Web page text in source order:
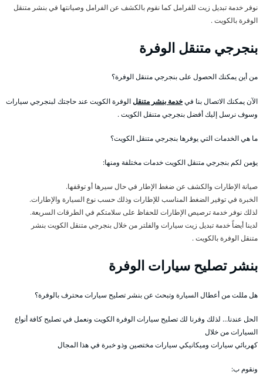
نوفر خدمة تبديل زيت للفرامل كما نقوم بالكشف عن الفرامل وصيانتها في بنشر متنقل
الوفرة بالكويت .
بنجرجي متنقل الوفرة
من أين يمكنك الحصول على بنجرجي متنقل الوفرة؟
الآن يمكنك الاتصال بنا فيخدمة بنشر متنقلالوفرة الكويت عند حاجتك لبنجرجي سيارات
وسوف نرسل إليك أفضل بنجرجي متنقل الكويت .
ما هي الخدمات التي يوفرها بنجرجي متنقل الكويت؟
يؤمن لكم بنجرجي متنقل الكويت خدمات مختلفة ومنها:
صيانة الإطارات والكشف عن ضغط الإطار في حال سيرها أو توقفها.
الخبرة في توفير الضغط المناسب للإطارات وذلك حسب نوع السيارة والإطارات.
لذلك نوفر خدمة ترصيص الإطارات للحفاظ على سلامتكم في الطرقات السريعة.
لدينا أيضاً خدمة تبديل زيت سيارات والفلتر من خلال بنجرجي متنقل الكويت بنشر
متنقل الوفرة بالكويت .
بنشر تصليح سيارات الوفرة
هل مللت من أعطال السيارة وتبحث عن بنشر تصليح سيارات محترف بالوفرة؟
الحل عندنا… لذلك وفرنا لك تصليح سيارات الوفرة الكويت ونعمل في تصليح كافة أنواع
السيارات من خلال
كهربائي سيارات وميكانيكي سيارات مختصين وذو خبرة في هذا المجال
ونقوم ب: